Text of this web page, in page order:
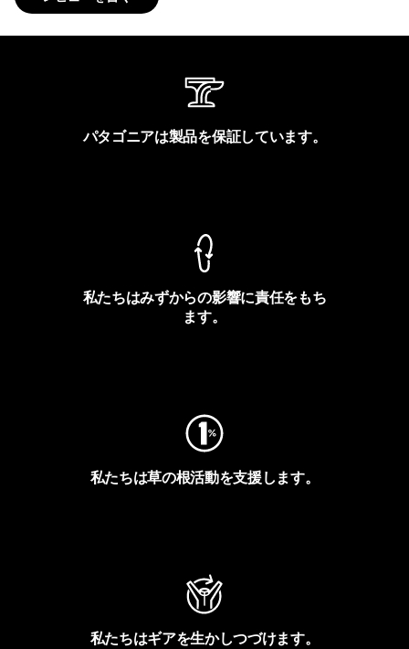
パタゴニアは製品を保証しています。
私たちはみずからの影響に責任をもち
ます。
私たちは草の根活動を支援します。
私たちはギアを生かしつづけます。